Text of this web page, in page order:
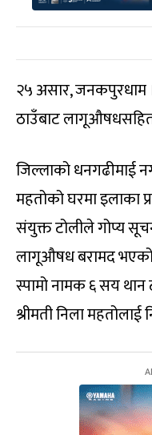
२५ असार, जनकपुरधाम ।
ठाउँबाट
जिल्लाको धनगढीमाई
महतोको घरमा इलाका
संयुक्त टोलीले गोप्य
लागूऔषध बरामद भएको
स्पामो नामक ६ सय
श्रीमती निला महतोलाई